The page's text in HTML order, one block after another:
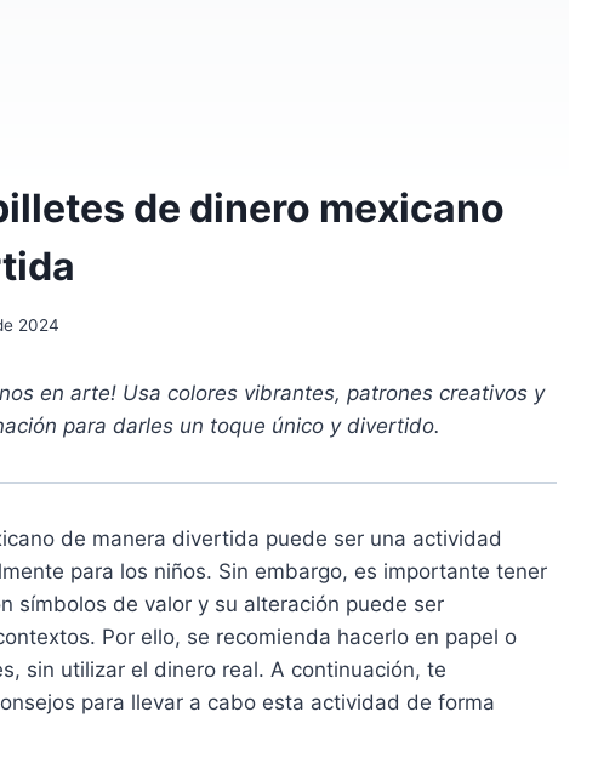
de dinero mexicano
2024
en arte! Usa colores vibrantes, patrones creativos y
para darles un toque único y divertido.
de manera divertida puede ser una actividad
para los niños. Sin embargo, es importante tener
símbolos de valor y su alteración puede ser
Por ello, se recomienda hacerlo en papel o
sin utilizar el dinero real. A continuación, te
para llevar a cabo esta actividad de forma